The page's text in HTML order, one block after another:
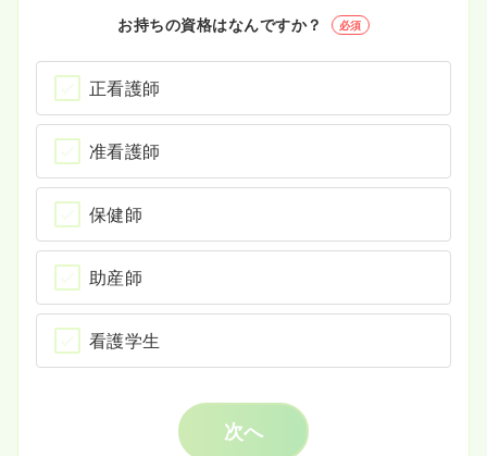
お持ちの資格はなんですか？ 必須
正看護師
准看護師
保健師
助産師
看護学生
次へ